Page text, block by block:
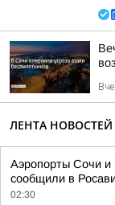
ЛЕНТА НОВОСТЕЙ
Аэропорты Сочи и
сообщили в
02:30